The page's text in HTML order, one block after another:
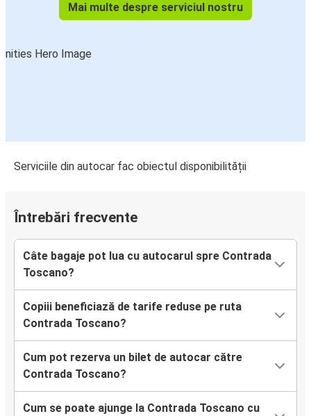
Mai multe despre serviciul nostru
Serviciile din autocar fac obiectul disponibilității
Întrebări frecvente
Câte bagaje pot lua cu autocarul spre Contrada
Toscano?
Copiii beneficiază de tarife reduse pe ruta
Contrada Toscano?
Cum pot rezerva un bilet de autocar către
Contrada Toscano?
Cum se poate ajunge la Contrada Toscano cu